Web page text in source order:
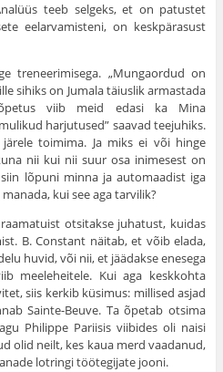
teeb selgeks, et on patustet
eelarvamisteni, on keskpärasust
treneerimisega. „Mungaordud on
sihiks on Jumala täiuslik armastada
viib meid edasi ka Mina
harjutused” saavad teejuhiks.
toimima. Ja miks ei või hinge
nii kui nii suur osa inimesest on
lõpuni minna ja automaadist iga
kui see aga tarvilik?
otsitakse juhatust, kuidas
B. Constant näitab, et võib elada,
huvid, või nii, et jäädakse enesega
meeleheitele. Kui aga keskkohta
siis kerkib küsimus: millised asjad
Sainte-Beuve. Ta õpetab otsima
Philippe Pariisis viibides oli naisi
olid neilt, kes kaua merd vaadanud,
lotringi töötegijate jooni.